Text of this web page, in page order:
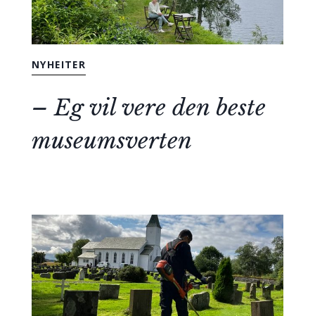
NYHEITER
– Eg vil vere den beste
museumsverten